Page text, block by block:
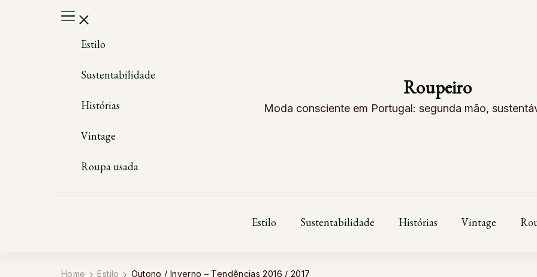
Estilo
Sustentabilidade
Histórias
Vintage
Roupa usada
Roupeiro
Moda consciente em Portugal: segunda mão,
Estilo Sustentabilidade Histórias Vintage
Home Estilo Outono / Inverno – Tendências 2016 / 2017